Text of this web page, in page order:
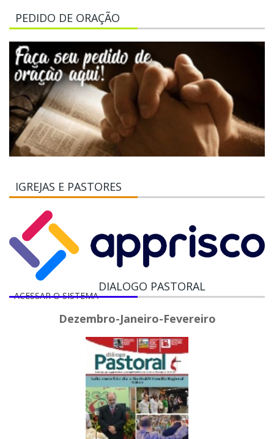
PEDIDO DE ORAÇÃO
IGREJAS E PASTORES
ACESSAR O SISTEMA
DIALOGO PASTORAL
Dezembro-Janeiro-Fevereiro